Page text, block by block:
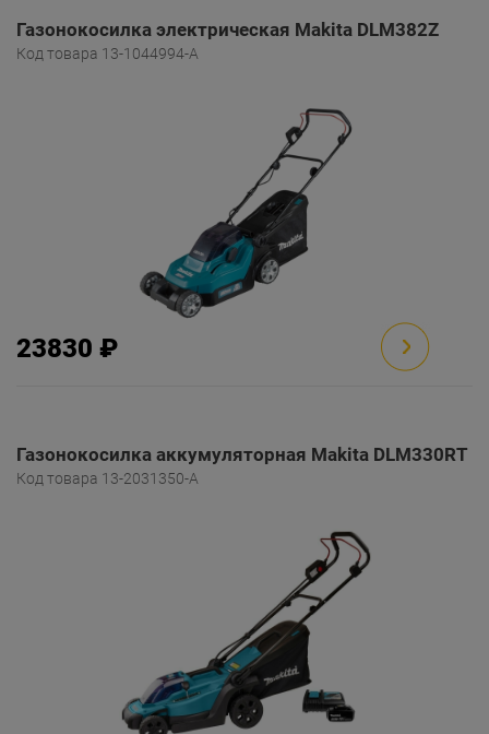
Газонокосилка электрическая Makita DLM382Z
Код товара 13-1044994-A
23830 ₽
Газонокосилка аккумуляторная Makita DLM330RT
Код товара 13-2031350-A